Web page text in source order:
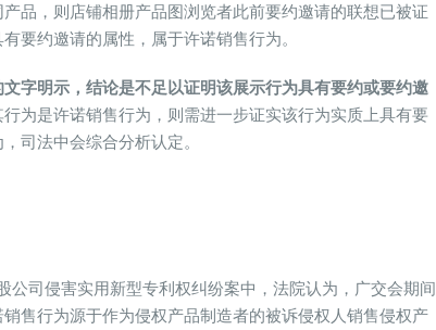
品，则店铺相册产品图浏览者此前要约邀请的联想已被证
要约邀请的属性，属于许诺销售行为。
字明示，结论是不足以证明该展示行为具有要约或要约邀
为是许诺销售行为，则需进一步证实该行为实质上具有要
司法中会综合分析认定。
公司侵害实用新型专利权纠纷案中，法院认为，广交会期间
售行为源于作为侵权产品制造者的被诉侵权人销售侵权产